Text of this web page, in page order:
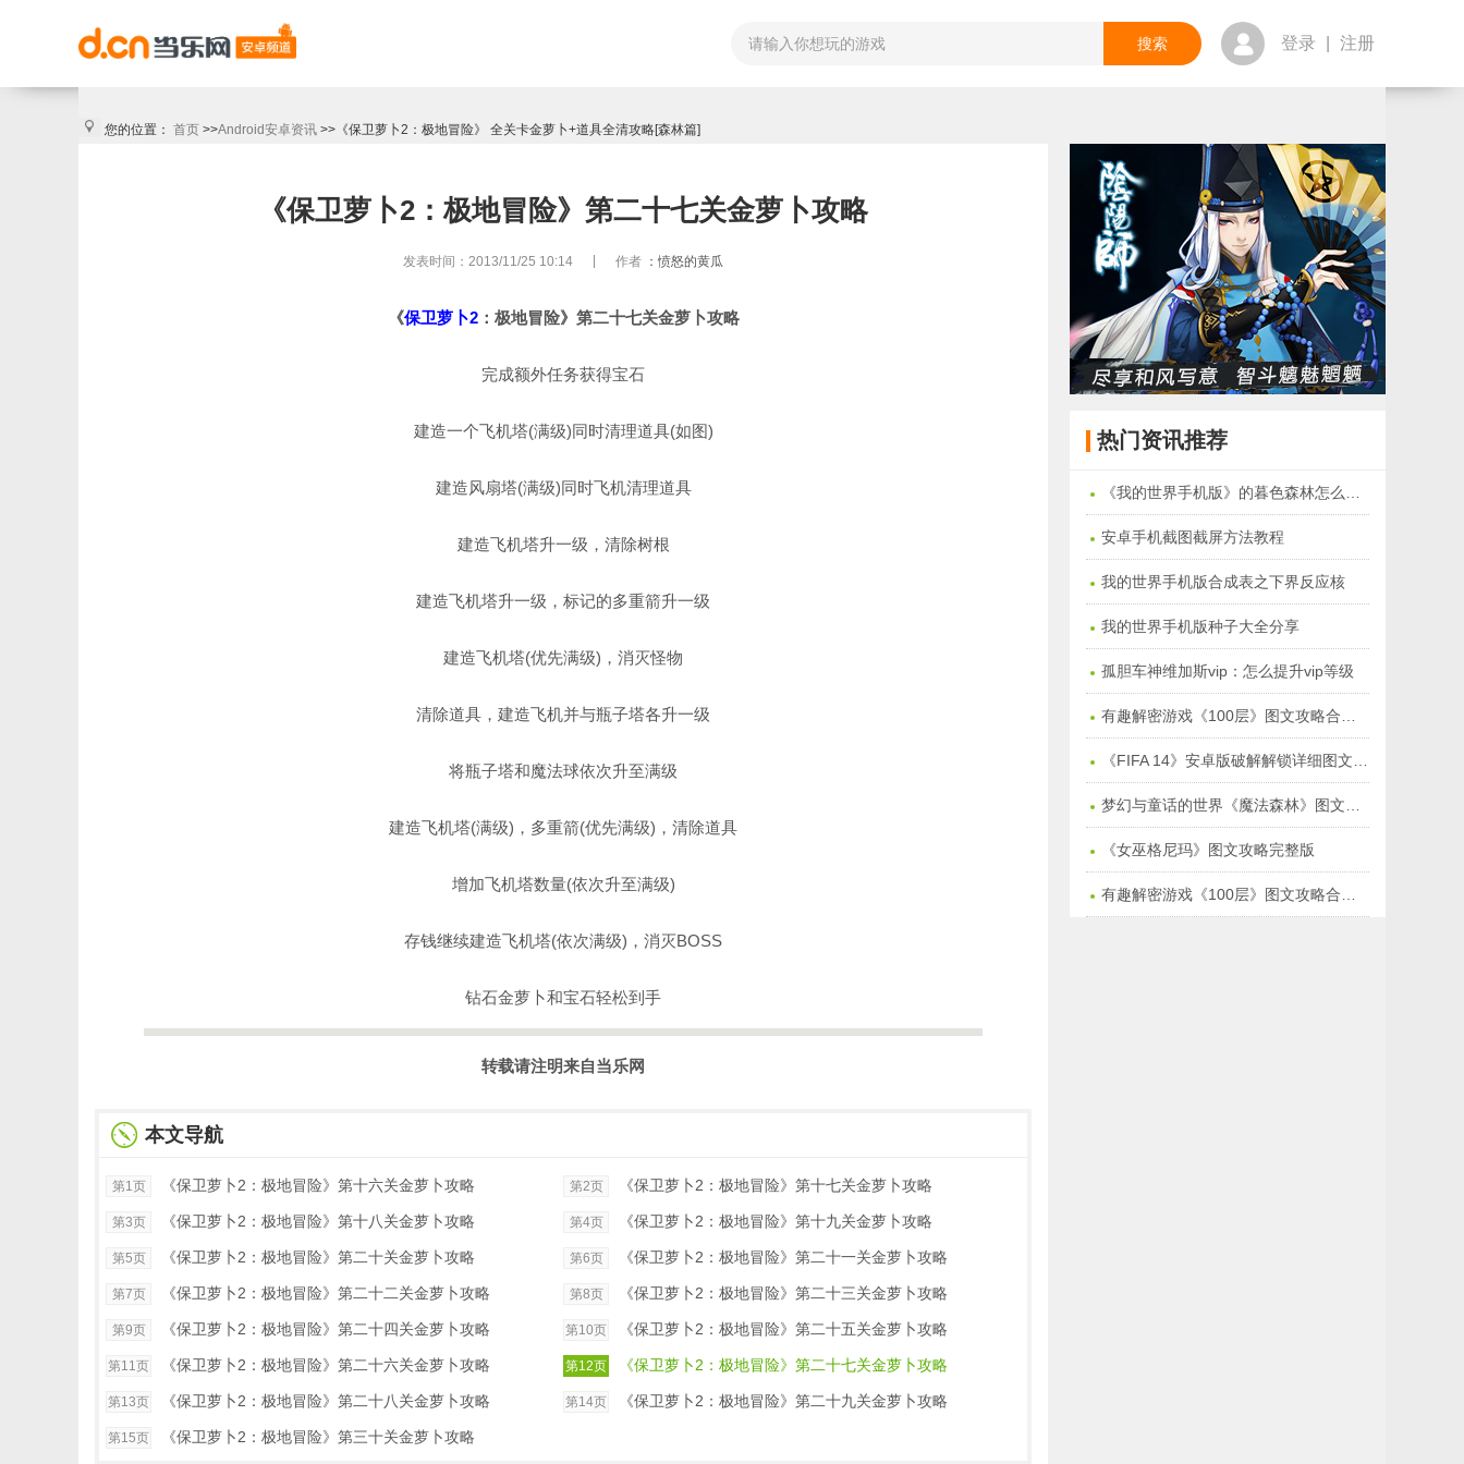
登录 注册
您的位置： 首页 >>Android安卓资讯 >>《保卫萝卜2：极地冒险》 全关卡金萝卜+道具全清攻略[森林篇]
《保卫萝卜2：极地冒险》第二十七关金萝卜攻略
发表时间：2013/11/25 10:14 作者 ： 愤怒的黄瓜
《保卫萝卜2：极地冒险》第二十七关金萝卜攻略
完成额外任务获得宝石
建造一个飞机塔(满级)同时清理道具(如图)
建造风扇塔(满级)同时飞机清理道具
建造飞机塔升一级，清除树根
建造飞机塔升一级，标记的多重箭升一级
建造飞机塔(优先满级)，消灭怪物
清除道具，建造飞机并与瓶子塔各升一级
将瓶子塔和魔法球依次升至满级
建造飞机塔(满级)，多重箭(优先满级)，清除道具
增加飞机塔数量(依次升至满级)
存钱继续建造飞机塔(依次满级)，消灭BOSS
钻石金萝卜和宝石轻松到手
转载请注明来自当乐网
本文导航
第1页 《保卫萝卜2：极地冒险》第十六关金萝卜攻略 第2页 《保卫萝卜2：极地冒险》第十七关金萝卜攻略
第3页 《保卫萝卜2：极地冒险》第十八关金萝卜攻略 第4页 《保卫萝卜2：极地冒险》第十九关金萝卜攻略
第5页 《保卫萝卜2：极地冒险》第二十关金萝卜攻略 第6页 《保卫萝卜2：极地冒险》第二十一关金萝卜攻略
第7页 《保卫萝卜2：极地冒险》第二十二关金萝卜攻略 第8页 《保卫萝卜2：极地冒险》第二十三关金萝卜攻略
第9页 《保卫萝卜2：极地冒险》第二十四关金萝卜攻略 第10页 《保卫萝卜2：极地冒险》第二十五关金萝卜攻略
第11页 《保卫萝卜2：极地冒险》第二十六关金萝卜攻略 第12页 《保卫萝卜2：极地冒险》第二十七关金萝卜攻略
第13页 《保卫萝卜2：极地冒险》第二十八关金萝卜攻略 第14页 《保卫萝卜2：极地冒险》第二十九关金萝卜攻略
第15页 《保卫萝卜2：极地冒险》第三十关金萝卜攻略
热门资讯推荐
安卓手机截图截屏方法教程
我的世界手机版合成表之下界反应核
我的世界手机版种子大全分享
孤胆车神维加斯vip：怎么提升vip等级
《女巫格尼玛》图文攻略完整版